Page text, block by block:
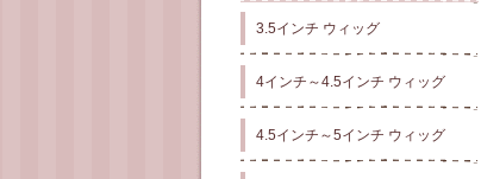
3.5インチ ウィッグ
4インチ～4.5インチ ウィッグ
4.5インチ～5インチ ウィッグ